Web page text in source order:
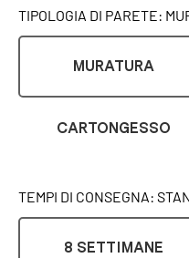
TIPOLOGIA DI PARETE:
MURATURA
CARTONGESSO
TEMPI DI CONSEGNA:
8 SETTIMANE